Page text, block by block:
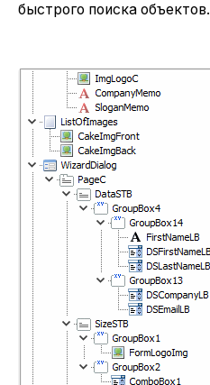
быстрого поиска объектов.